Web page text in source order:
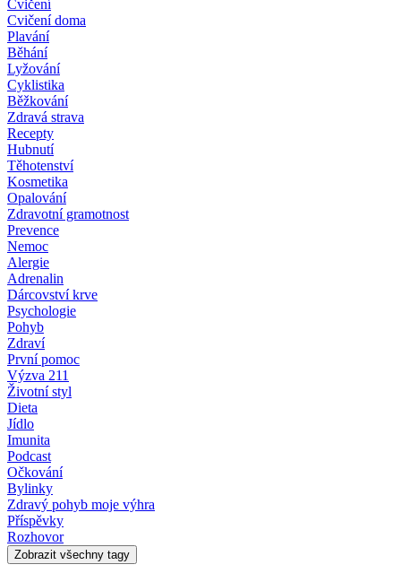
Cvičení
Cvičení doma
Plavání
Běhání
Lyžování
Cyklistika
Běžkování
Zdravá strava
Recepty
Hubnutí
Těhotenství
Kosmetika
Opalování
Zdravotní gramotnost
Prevence
Nemoc
Alergie
Adrenalin
Dárcovství krve
Psychologie
Pohyb
Zdraví
První pomoc
Výzva 211
Životní styl
Dieta
Jídlo
Imunita
Podcast
Očkování
Bylinky
Zdravý pohyb moje výhra
Příspěvky
Rozhovor
Zobrazit všechny tagy